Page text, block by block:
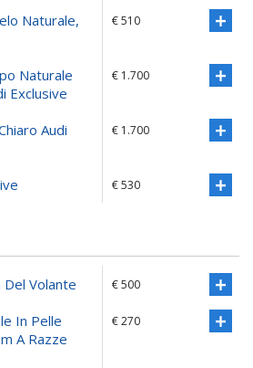
Naturale,
€ 510
Naturale
Exclusive
€ 1.700
Audi
€ 1.700
€ 530
Volante € 500
In Pelle
A Razze
€ 270